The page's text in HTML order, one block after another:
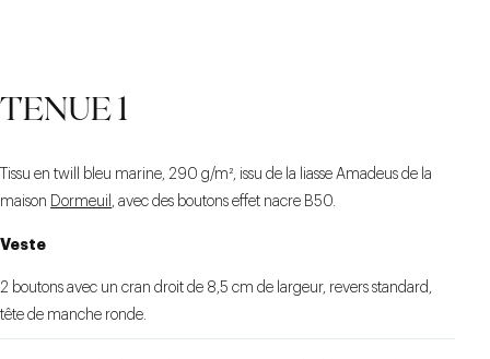
PROFONDE AVEC UN
TENUE 1
Tissu en twill bleu marine, 290 g/m², issu de la liasse Amadeus de la
maison Dormeuil , avec des boutons effet nacre B50.
Veste
2 boutons avec un cran droit de 8,5 cm de largeur, revers standard,
tête de manche ronde.